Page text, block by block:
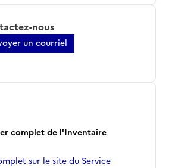
nous
un courriel
complet de l'Inventaire
sur le site du Service